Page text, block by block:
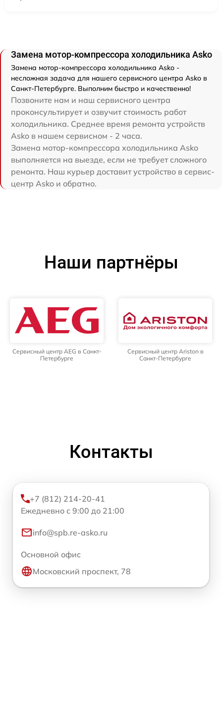
Замена мотор-компрессора холодильника Asko
Замена мотор-компрессора холодильника Asko -
несложная задача для нашего сервисного центра Asko в
Санкт-Петербурге. Выполним быстро и качественно!
Позвоните нам и наш сервисного центра
проконсультирует и озвучит стоимость работ
холодильника. Среднее время ремонта устройств
Asko в нашем сервисном - 2 часа.
Замена мотор-компрессора холодильника Asko
выполняется на выезде, если не требует сложного
ремонта. Наш курьер доставит устройство в сервис-
центр Asko и обратно.
Наши партнёры
Сервисный центр AEG в Санкт-
Петербурге
Сервисный центр Ariston в
Санкт-Петербурге
Контакты
+7 (812) 214-20-41
Ежедневно с 9:00 до 21:00
info@spb.re-asko.ru
Основной офис
Московский проспект, 78